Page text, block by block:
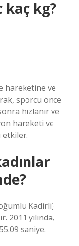
kaç kg?
hareketine ve
sporcu önce
hızlanır ve
hareketi ve
etkiler.
Kadirli)
2011 yılında,
saniye.